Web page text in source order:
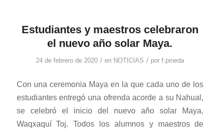
Estudiantes y maestros celebraron
el nuevo año solar Maya.
24 de febrero de 2020 / en NOTICIAS / por f.pineda
Con una ceremonia Maya en la que cada uno de los
estudiantes entregó una ofrenda acorde a su Nahual,
se celebró el inicio del nuevo año solar Maya,
Waqxaquí Toj. Todos los alumnos y maestros de